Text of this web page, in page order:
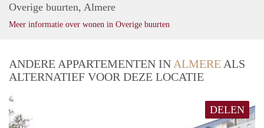
Overige buurten, Almere
Meer informatie over wonen in Overige buurten
ANDERE APPARTEMENTEN IN ALMERE ALS
ALTERNATIEF VOOR DEZE LOCATIE
DELEN